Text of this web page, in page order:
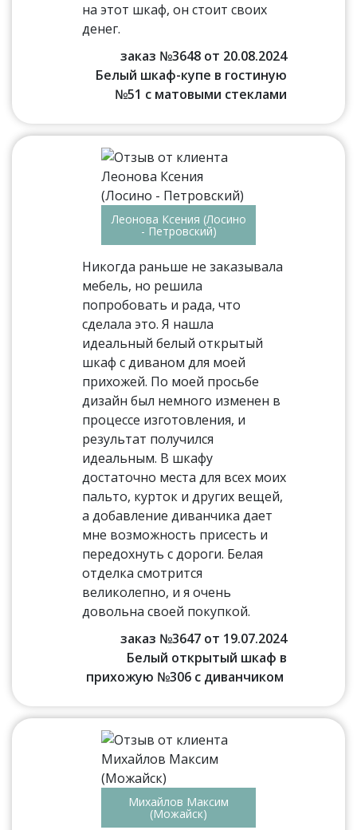
на этот шкаф, он стоит своих
денег.
заказ №3648 от 20.08.2024
Белый шкаф-купе в гостиную
№51 с матовыми стеклами
Леонова Ксения (Лосино
- Петровский)
Никогда раньше не заказывала
мебель, но решила
попробовать и рада, что
сделала это. Я нашла
идеальный белый открытый
шкаф с диваном для моей
прихожей. По моей просьбе
дизайн был немного изменен в
процессе изготовления, и
результат получился
идеальным. В шкафу
достаточно места для всех моих
пальто, курток и других вещей,
а добавление диванчика дает
мне возможность присесть и
передохнуть с дороги. Белая
отделка смотрится
великолепно, и я очень
довольна своей покупкой.
заказ №3647 от 19.07.2024
Белый открытый шкаф в
прихожую №306 с диванчиком
Михайлов Максим
(Можайск)